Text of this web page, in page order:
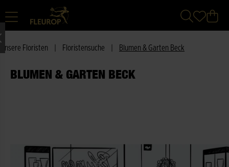
Unsere Floristen Floristensuche Blumen & Garten Beck
BLUMEN & GARTEN BECK